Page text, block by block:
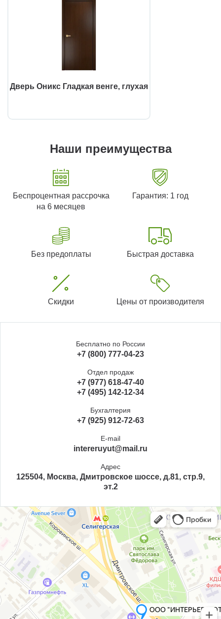
Дверь Оникс Гладкая венге, глухая
Наши преимущества
Беспроцентная рассрочка
на 6 месяцев
Гарантия: 1 год
Без предоплаты Быстрая доставка
Скидки Цены от производителя
Бесплатно по России
+7 (800) 777-04-23
Отдел продаж
+7 (977) 618-47-40
+7 (495) 142-12-34
Бухгалтерия
+7 (925) 912-72-63
E-mail
intereruyut@mail.ru
Адрес
125504, Москва, Дмитровское шоссе, д.81, стр.9,
эт.2